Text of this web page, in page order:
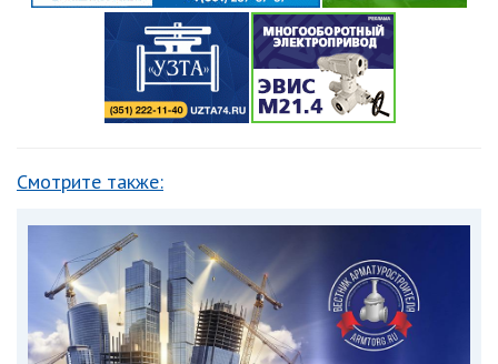
Смотрите также: